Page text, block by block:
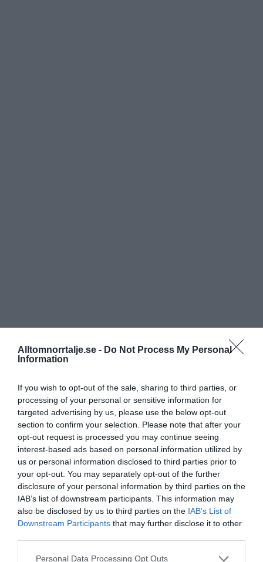
Alltomnorrtalje.se - Do Not Process My Personal
Information
If you wish to opt-out of the sale, sharing to third parties, or
processing of your personal or sensitive information for
targeted advertising by us, please use the below opt-out
section to confirm your selection. Please note that after your
opt-out request is processed you may continue seeing
interest-based ads based on personal information utilized by
us or personal information disclosed to third parties prior to
your opt-out. You may separately opt-out of the further
disclosure of your personal information by third parties on the
IAB’s list of downstream participants. This information may
also be disclosed by us to third parties on the IAB’s List of
Downstream Participants that may further disclose it to other
Personal Data Processing Opt Outs